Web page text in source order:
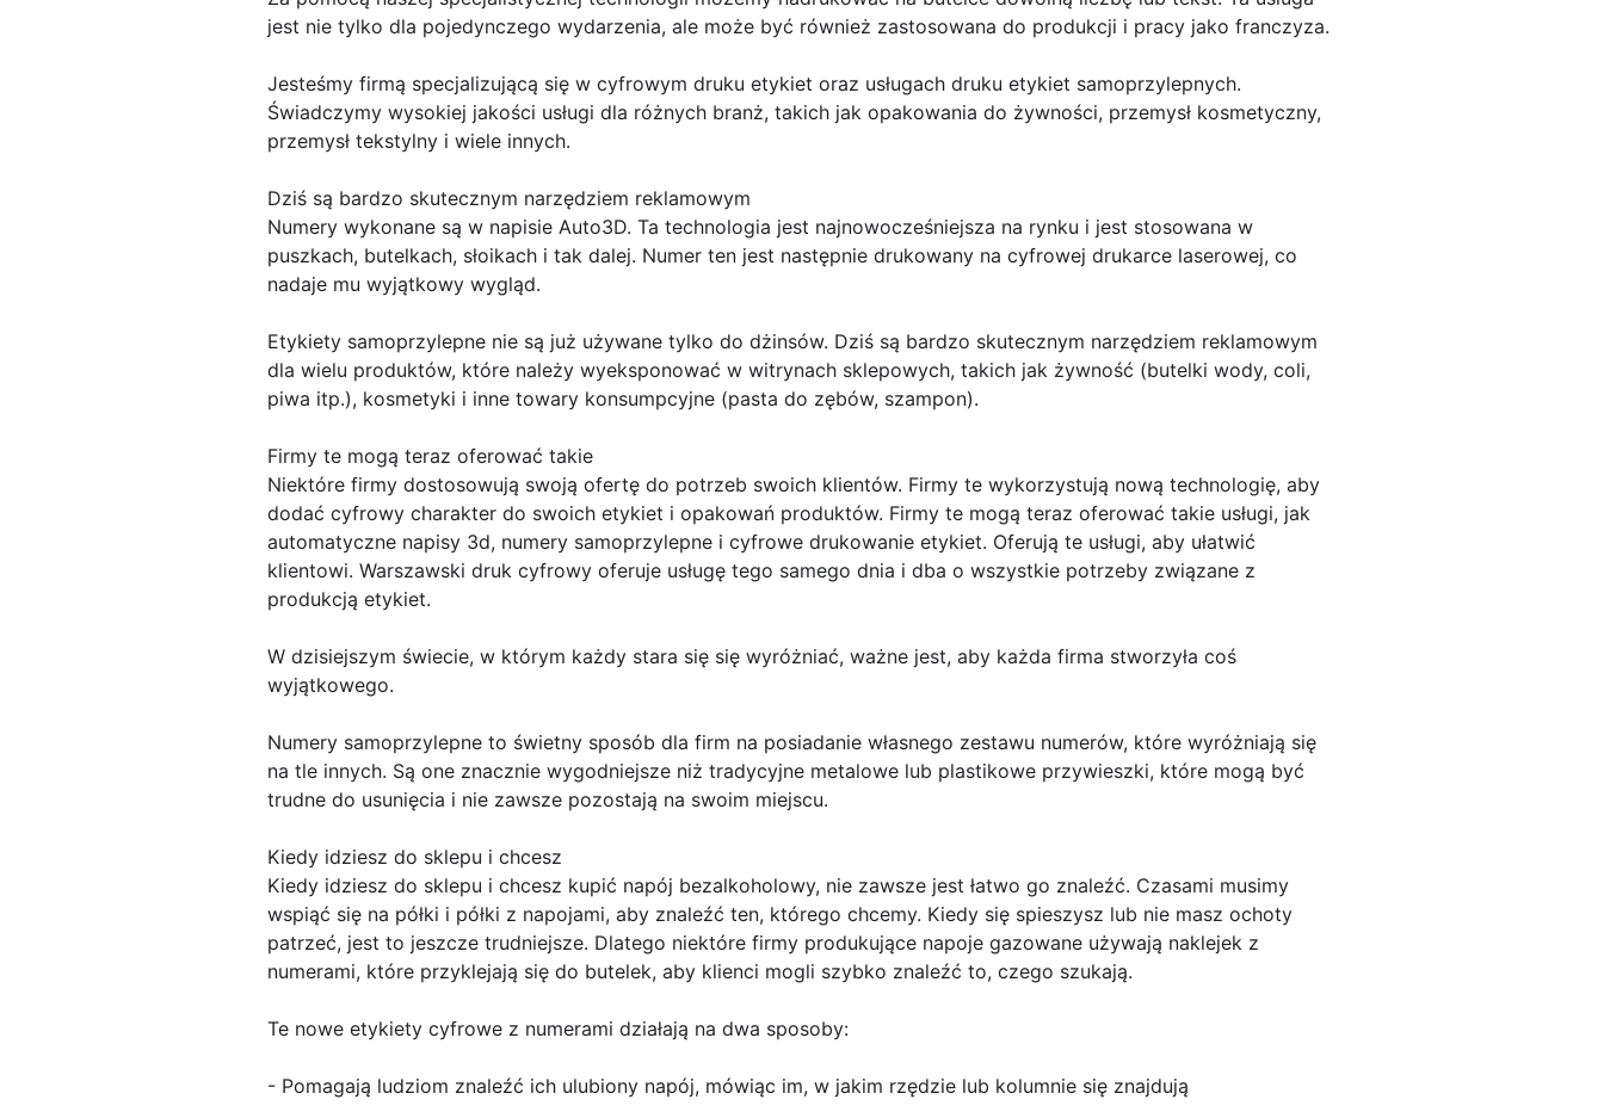
jest nie tylko dla pojedynczego wydarzenia, ale może być również zastosowana do produkcji i pracy jako franczyza.
Jesteśmy firmą specjalizującą się w cyfrowym druku etykiet oraz usługach druku etykiet samoprzylepnych.
Świadczymy wysokiej jakości usługi dla różnych branż, takich jak opakowania do żywności, przemysł kosmetyczny,
przemysł tekstylny i wiele innych.
Dziś są bardzo skutecznym narzędziem reklamowym
Numery wykonane są w napisie Auto3D. Ta technologia jest najnowocześniejsza na rynku i jest stosowana w
puszkach, butelkach, słoikach i tak dalej. Numer ten jest następnie drukowany na cyfrowej drukarce laserowej, co
nadaje mu wyjątkowy wygląd.
Etykiety samoprzylepne nie są już używane tylko do dżinsów. Dziś są bardzo skutecznym narzędziem reklamowym
dla wielu produktów, które należy wyeksponować w witrynach sklepowych, takich jak żywność (butelki wody, coli,
piwa itp.), kosmetyki i inne towary konsumpcyjne (pasta do zębów, szampon).
Firmy te mogą teraz oferować takie
Niektóre firmy dostosowują swoją ofertę do potrzeb swoich klientów. Firmy te wykorzystują nową technologię, aby
dodać cyfrowy charakter do swoich etykiet i opakowań produktów. Firmy te mogą teraz oferować takie usługi, jak
automatyczne napisy 3d, numery samoprzylepne i cyfrowe drukowanie etykiet. Oferują te usługi, aby ułatwić
klientowi. Warszawski druk cyfrowy oferuje usługę tego samego dnia i dba o wszystkie potrzeby związane z
produkcją etykiet.
W dzisiejszym świecie, w którym każdy stara się się wyróżniać, ważne jest, aby każda firma stworzyła coś
wyjątkowego.
Numery samoprzylepne to świetny sposób dla firm na posiadanie własnego zestawu numerów, które wyróżniają się
na tle innych. Są one znacznie wygodniejsze niż tradycyjne metalowe lub plastikowe przywieszki, które mogą być
trudne do usunięcia i nie zawsze pozostają na swoim miejscu.
Kiedy idziesz do sklepu i chcesz
Kiedy idziesz do sklepu i chcesz kupić napój bezalkoholowy, nie zawsze jest łatwo go znaleźć. Czasami musimy
wspiąć się na półki i półki z napojami, aby znaleźć ten, którego chcemy. Kiedy się spieszysz lub nie masz ochoty
patrzeć, jest to jeszcze trudniejsze. Dlatego niektóre firmy produkujące napoje gazowane używają naklejek z
numerami, które przyklejają się do butelek, aby klienci mogli szybko znaleźć to, czego szukają.
Te nowe etykiety cyfrowe z numerami działają na dwa sposoby:
- Pomagają ludziom znaleźć ich ulubiony napój, mówiąc im, w jakim rzędzie lub kolumnie się znajdują